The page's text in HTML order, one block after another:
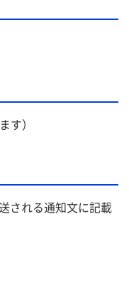
す）
される通知文に記載